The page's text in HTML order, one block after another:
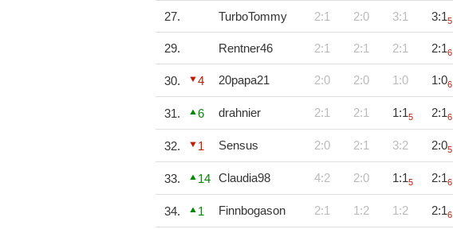
27. TurboTommy 2:1 2:0 3:1 3:15
29. Rentner46 2:1 2:1 2:1 2:16
30. 4 20papa21 2:0 2:0 1:0 1:06
31. 6 drahnier 2:1 2:1 1:15 2:16
32. 1 Sensus 2:0 2:1 3:2 2:05
33. 14 Claudia98 4:2 2:0 1:15 2:16
34. 1 Finnbogason 2:1 1:2 1:2 2:16